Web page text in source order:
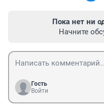
Пока нет ни
Начните
Гость
Войти